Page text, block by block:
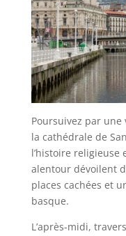
Poursuivez par une
la cathédrale de
l’histoire religieuse
alentour dévoilent
places cachées et
basque.
L’après-midi,